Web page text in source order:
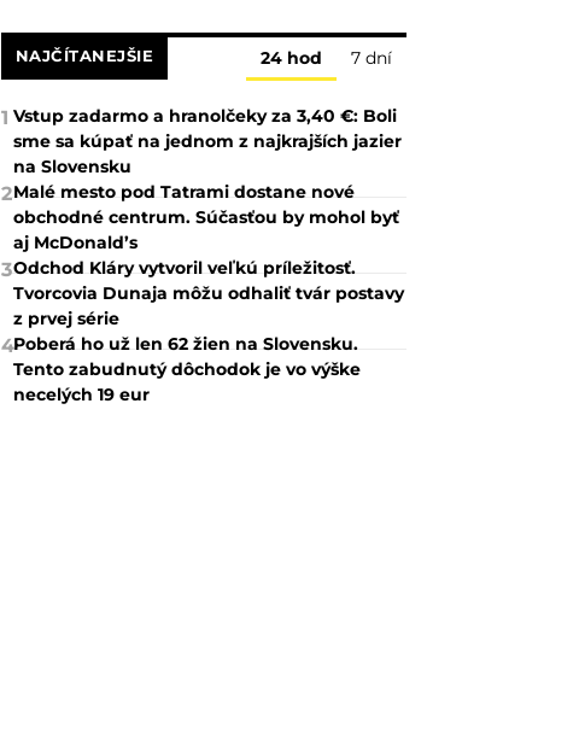
NAJČÍTANEJŠIE 24 hod 7 dní
1 Vstup zadarmo a hranolčeky za 3,40 €: Boli
sme sa kúpať na jednom z najkrajších jazier
na Slovensku
2Malé mesto pod Tatrami dostane nové
obchodné centrum. Súčasťou by mohol byť
aj McDonald’s
3Odchod Kláry vytvoril veľkú príležitosť.
Tvorcovia Dunaja môžu odhaliť tvár postavy
z prvej série
4Poberá ho už len 62 žien na Slovensku.
Tento zabudnutý dôchodok je vo výške
necelých 19 eur